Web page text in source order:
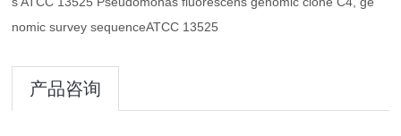
nomic survey sequenceATCC 13525
产品咨询